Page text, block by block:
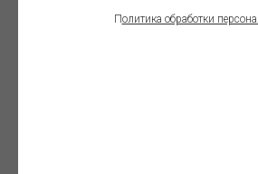
Политика обработки